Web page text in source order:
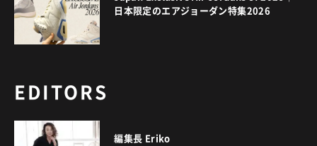
日本限定のエアジョーダン特集2026
EDITORS
編集長 Eriko